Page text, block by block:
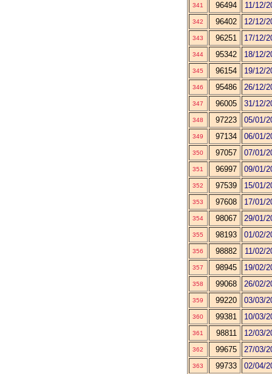
341 96494 11/12/
342 96402 12/12/
343 96251 17/12/
344 95342 18/12/
345 96154 19/12/
346 95486 26/12/
347 96005 31/12/
348 97223 05/01/
349 97134 06/01/
350 97057 07/01/
351 96997 09/01/
352 97539 15/01/
353 97608 17/01/
354 98067 29/01/
355 98193 01/02/
356 98882 11/02/
357 98945 19/02/
358 99068 26/02/
359 99220 03/03/
360 99381 10/03/
361 98811 12/03/
362 99675 27/03/
363 99733 02/04/